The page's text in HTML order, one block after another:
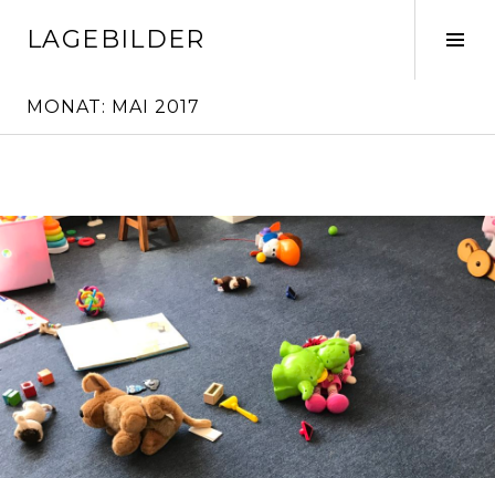
LAGEBILDER
MONAT: MAI 2017